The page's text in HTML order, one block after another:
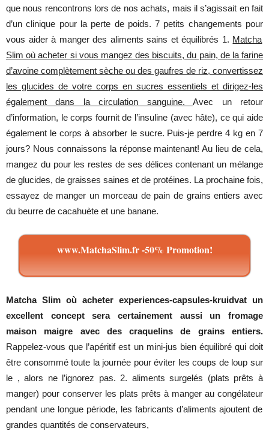
que nous rencontrons lors de nosachats, mais il s’agissait enfait
d’un clinique pourla perte de poids. 7 petits changements pour
vous aiderà mangerdes aliments sains etéquilibrés 1. Matcha
Slim où acheter si vous mangez des biscuits, du pain, de la farine
d’avoine complètement sèche ou des gaufres de riz, convertissez
les glucides de votre corps en sucres essentiels et dirigez-les
également dans la circulation sanguine.Avec un
retour
d’information, lecorps fournitde l’insuline (avec hâte), ce qui aide
également le corps à absorber le sucre. Puis-je perdre 4 kg en 7
jours? Nous connaissons la réponse maintenant! Au lieu de cela,
mangez du pour les restes de ses délices contenant un mélange
de glucides, de graisses saines et de protéines. La prochaine fois,
essayez de manger un morceaude pain de grains entiers avec
du beurre de cacahuète et une banane.
www.MatchaSlim.fr -50% Promotion!
Matcha Slim où acheter experiences-capsules-kruidvat un
excellent concept sera certainement aussi un fromage
maison maigre avec des craquelins de grains entiers.
Rappelez-vousque l’apéritif est unmini-jus bien équilibréquidoit
être consommé toute la journée pour éviter les coups de loup sur
le , alors ne l’ignorez pas. 2. aliments surgelés (plats prêts à
manger) pour conserver les plats prêts à manger au congélateur
pendant une longue période, les fabricants d’aliments ajoutent de
grandes quantités de conservateurs,